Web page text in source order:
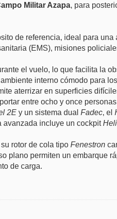
Militar Azapa, para
de referencia, ideal para
(EMS), misiones
el vuelo, lo que facilita la
interno cómodo para
aterrizar en superficies
entre ocho y once
2E y un sistema dual Fadec, el
avanzada incluye un cockpit
rotor de cola tipo Fenestron
plano permiten un embarque
de carga.